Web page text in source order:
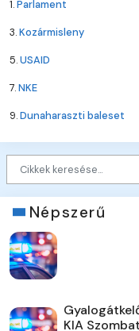
1.Parlament
3.Kozármisleny
5.USAID
7.NKE
9.Dunaharaszti baleset
Népszerű
KIA